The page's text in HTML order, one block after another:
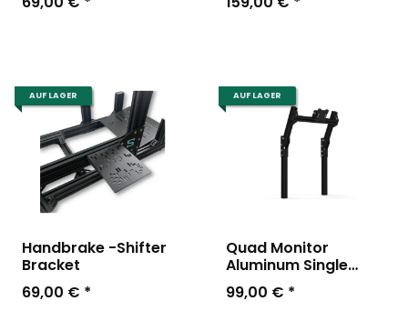
AUF LAGER
Handbrake -Shifter
Bracket
69,00 € *
AUF LAGER
Quad Monitor
Aluminum Single
Mount
99,00 € *